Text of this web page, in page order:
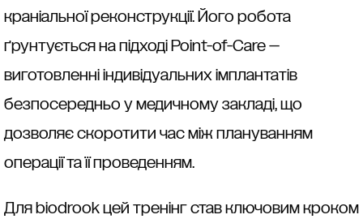
краніальної реконструкції. Його робота
ґрунтується на підході Point-of-Care —
виготовленні індивідуальних імплантатів
безпосередньо у медичному закладі, що
дозволяє скоротити час між плануванням
операції та її проведенням.
Для biodrook цей тренінг став ключовим кроком